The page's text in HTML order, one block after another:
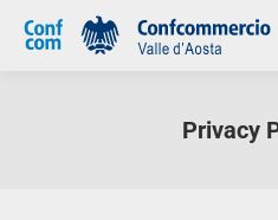
Privacy